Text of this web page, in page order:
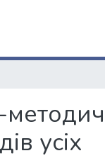
усіх